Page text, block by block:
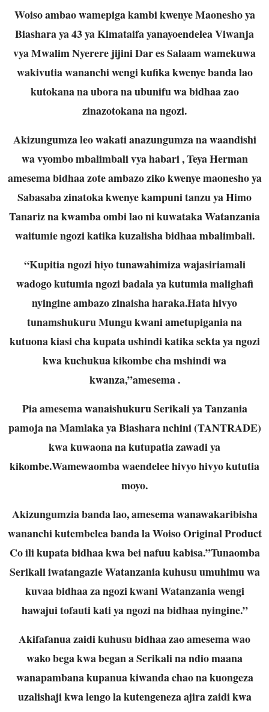
Woiso ambao wamepiga kambi kwenye Maonesho ya
Biashara ya 43 ya Kimataifa yanayoendelea Viwanja
vya Mwalim Nyerere jijini Dar es Salaam wamekuwa
wakivutia wananchi wengi kufika kwenye banda lao
kutokana na ubora na ubunifu wa bidhaa zao
zinazotokana na ngozi.
Akizungumza leo wakati anazungumza na waandishi
wa vyombo mbalimbali vya habari , Teya Herman
amesema bidhaa zote ambazo ziko kwenye maonesho ya
Sabasaba zinatoka kwenye kampuni tanzu ya Himo
Tanariz na kwamba ombi lao ni kuwataka Watanzania
waitumie ngozi katika kuzalisha bidhaa mbalimbali.
“Kupitia ngozi hiyo tunawahimiza wajasiriamali
wadogo kutumia ngozi badala ya kutumia malighafi
nyingine ambazo zinaisha haraka.Hata hivyo
tunamshukuru Mungu kwani ametupigania na
kutuona kiasi cha kupata ushindi katika sekta ya ngozi
kwa kuchukua kikombe cha mshindi wa
kwanza,”amesema .
Pia amesema wanaishukuru Serikali ya Tanzania
pamoja na Mamlaka ya Biashara nchini (TANTRADE)
kwa kuwaona na kutupatia zawadi ya
kikombe.Wamewaomba waendelee hivyo hivyo kututia
moyo.
Akizungumzia banda lao, amesema wanawakaribisha
wananchi kutembelea banda la Woiso Original Product
Co ili kupata bidhaa kwa bei nafuu kabisa.”Tunaomba
Serikali iwatangazie Watanzania kuhusu umuhimu wa
kuvaa bidhaa za ngozi kwani Watanzania wengi
hawajui tofauti kati ya ngozi na bidhaa nyingine.”
Akifafanua zaidi kuhusu bidhaa zao amesema wao
wako bega kwa began a Serikali na ndio maana
wanapambana kupanua kiwanda chao na kuongeza
uzalishaji kwa lengo la kutengeneza ajira zaidi kwa